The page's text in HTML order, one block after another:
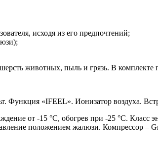
исходя из его предпочтений;
животных, пыль и грязь. В комплекте
Функция «IFEEL». Ионизатор воздуха.
от -15 °С, обогрев при -25 °С.
положением жалюзи. Компрессор –